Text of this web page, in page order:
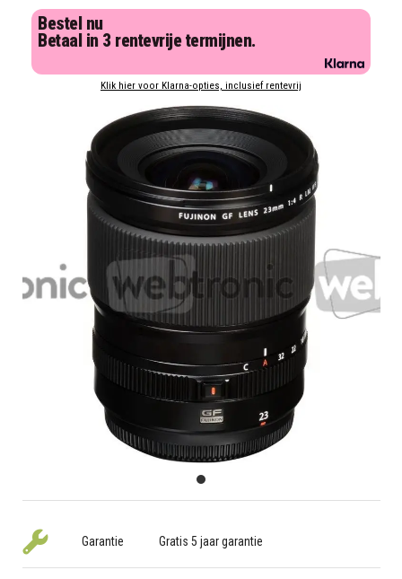
Bestel nu
Betaal in 3 rentevrije termijnen.
Klik hier voor Klarna-opties, inclusief rentevrij
Garantie Gratis 5 jaar garantie